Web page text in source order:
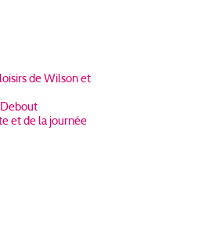
de Wilson et
et de la journée